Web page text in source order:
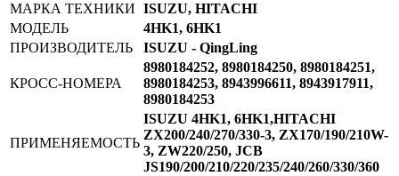
МАРКА ТЕХНИКИ ISUZU, HITACHI
МОДЕЛЬ
4HK1, 6HK1
ПРОИЗВОДИТЕЛЬ
ISUZU - QingLing
КРОСС-НОМЕРА
8980184252, 8980184250, 8980184251,
8980184253, 8943996611, 8943917911,
8980184253
ПРИМЕНЯЕМОСТЬ
ISUZU 4HK1, 6HK1,HITACHI
ZX200/240/270/330-3, ZX170/190/210W-
3, ZW220/250, JCB
JS190/200/210/220/235/240/260/330/360